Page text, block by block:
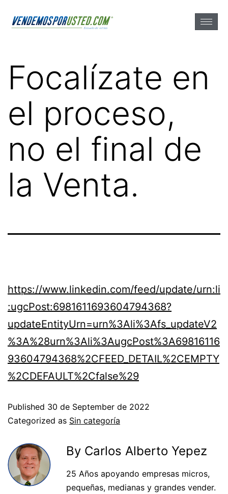
Focalízate en
el proceso,
no el final de
la Venta.
https://www.linkedin.com/feed/update/urn:li
:ugcPost:6981611693604794368?
updateEntityUrn=urn%3Ali%3Afs_updateV2
%3A%28urn%3Ali%3AugcPost%3A69816116
93604794368%2CFEED_DETAIL%2CEMPTY
%2CDEFAULT%2Cfalse%29
Published 30 de September de 2022
Categorized as Sin categoría
By Carlos Alberto Yepez
25 Años apoyando empresas micros,
pequeñas, medianas y grandes vender.